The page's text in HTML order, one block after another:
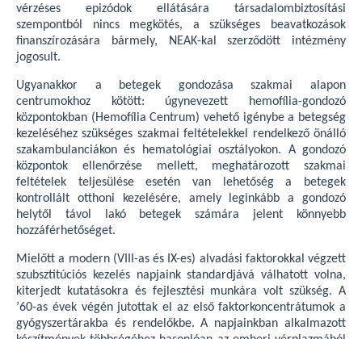
vérzéses epizódok ellátására társadalombiztosítási
szempontból nincs megkötés, a szükséges beavatkozások
finanszírozására bármely, NEAK-kal szerződött intézmény
jogosult.
Ugyanakkor a betegek gondozása szakmai alapon
centrumokhoz kötött: úgynevezett hemofília-gondozó
központokban (Hemofília Centrum) vehető igénybe a betegség
kezeléséhez szükséges szakmai feltételekkel rendelkező önálló
szakambulanciákon és hematológiai osztályokon. A gondozó
központok ellenőrzése mellett, meghatározott szakmai
feltételek teljesülése esetén van lehetőség a betegek
kontrollált otthoni kezelésére, amely leginkább a gondozó
helytől távol lakó betegek számára jelent könnyebb
hozzáférhetőséget.
Mielőtt a modern (VIII-as és IX-es) alvadási faktorokkal végzett
szubsztitúciós kezelés napjaink standardjává válhatott volna,
kiterjedt kutatásokra és fejlesztési munkára volt szükség. A
’60-as évek végén jutottak el az első faktorkoncentrátumok a
gyógyszertárakba és rendelőkbe. A napjainkban alkalmazott